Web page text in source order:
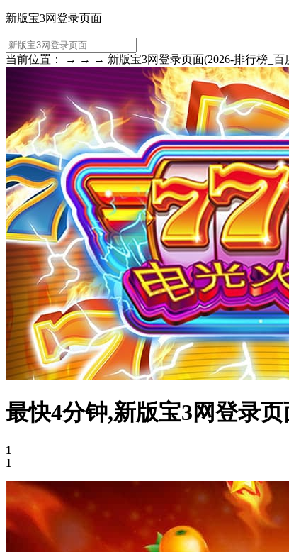
新版宝3网登录页面
当前位置： → → → 新版宝3网登录页面(2026-排行榜_百
最快4分钟,新版宝3网登录
1
1